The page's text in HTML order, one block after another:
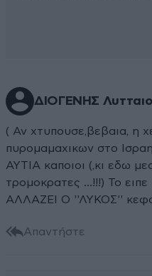
ΔΙΟΓΕΝΗΣ
( Αν χτυπουσε,βεβαια, η
πυρομαμαχικων στο
ΑΥΤΙΑ καποιοι (,κι εδω
τρομοκρατες ...!!!) Το
ΑΛΛΑΖΕΙ Ο ''ΛΥΚΟΣ''
Απαντήστε